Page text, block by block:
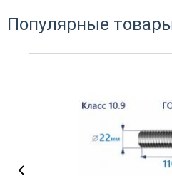
Популярные